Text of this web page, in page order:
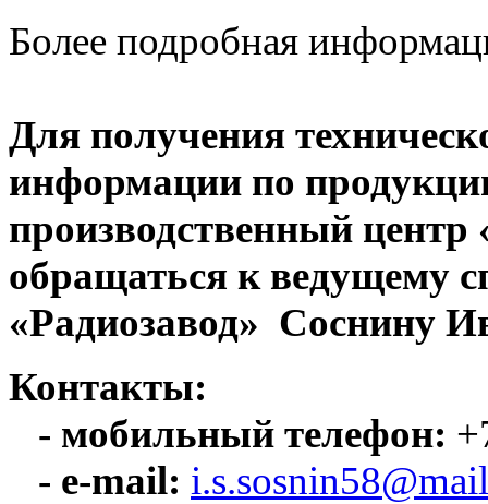
Более подробная
Для получения
информации по
производственный
обращаться к ведущему
«Радиозавод» Соснину
Контакты:
- мобильный телефон:
- e-mail: